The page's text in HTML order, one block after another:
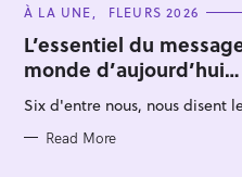
C
T
E
G
O
R
I
S
À LA UNE FLEURS 2026
L’essentiel du
monde d’aujourd’hui…
Six d'entre nous, nous disent
Read More